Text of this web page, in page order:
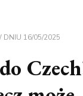
DNIU 16/05/2025